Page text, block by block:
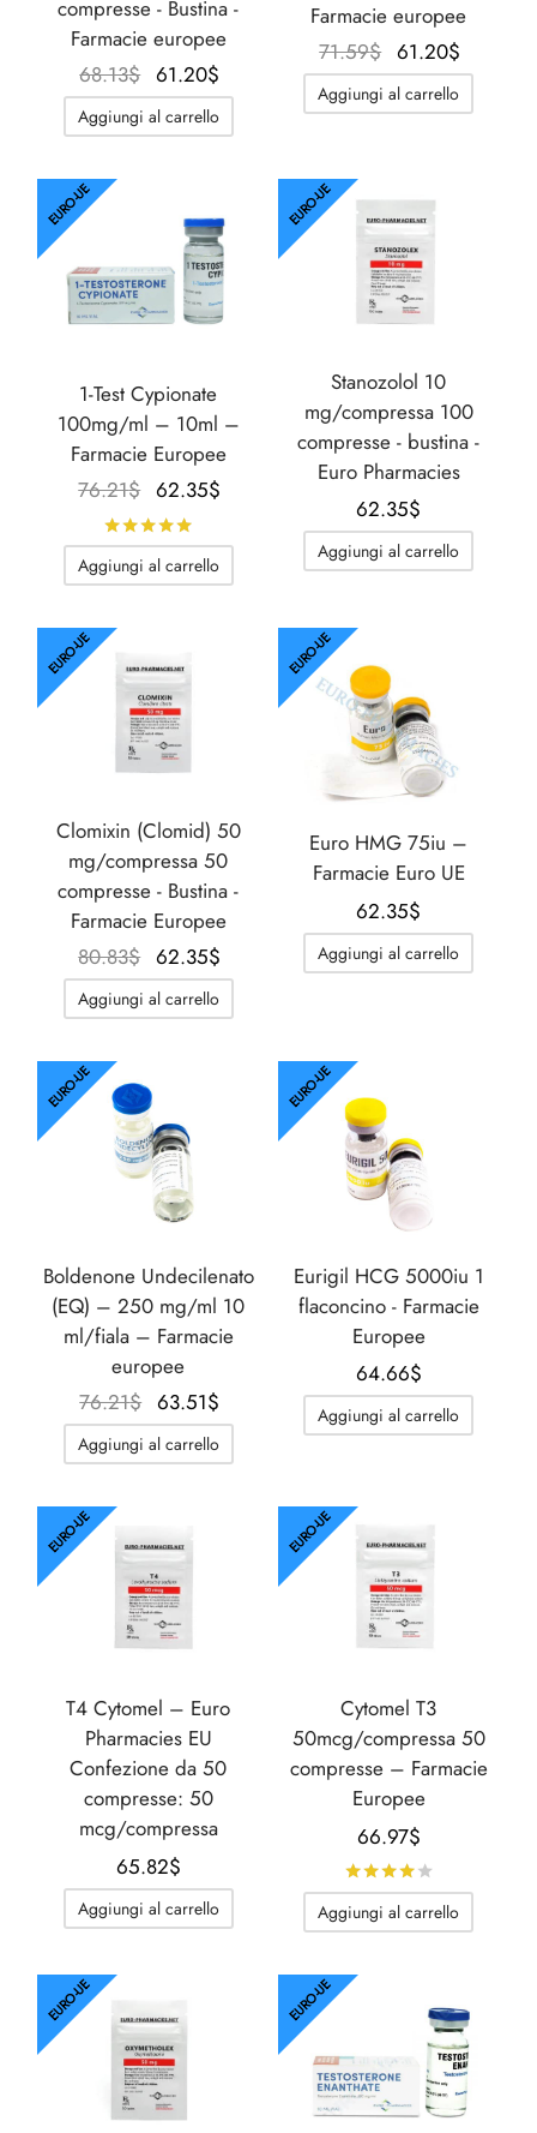
compresse - Bustina -
Farmacie europee
68.13$
Il
prezzo
originale
61.20$
prezzo
attuale
Aggiungi al carrello
Farmacie europee
71.59$
Il
prezzo
originale
61.20$
prezzo
attuale
Aggiungi al carrello
EURO-UE
1-Test Cypionate
100mg/ml – 10ml –
Farmacie Europee
76.21$
Il
prezzo
originale
era:
62.35$
attuale
Aggiungi al carrello
EURO-UE
Stanozolol 10
mg/compressa 100
compresse - bustina -
Euro Pharmacies
62.35$
Aggiungi al carrello
EURO-UE
Clomixin (Clomid) 50
mg/compressa 50
compresse - Bustina -
Farmacie Europee
80.83$
Il
prezzo
originale
62.35$
prezzo
attuale
Aggiungi al carrello
EURO-UE
Euro HMG 75iu –
Farmacie Euro UE
62.35$
Aggiungi al carrello
EURO-UE
Boldenone Undecilenato
(EQ) – 250 mg/ml 10
ml/fiala – Farmacie
europee
76.21$
Il
prezzo
originale
63.51$
prezzo
attuale
Aggiungi al carrello
EURO-UE
Eurigil HCG 5000iu 1
flaconcino - Farmacie
Europee
64.66$
Aggiungi al carrello
EURO-UE
T4 Cytomel – Euro
Pharmacies EU
Confezione da 50
compresse: 50
mcg/compressa
65.82$
Aggiungi al carrello
EURO-UE
Cytomel T3
50mcg/compressa 50
compresse – Farmacie
Europee
66.97$
Aggiungi al carrello
EURO-UE EURO-UE